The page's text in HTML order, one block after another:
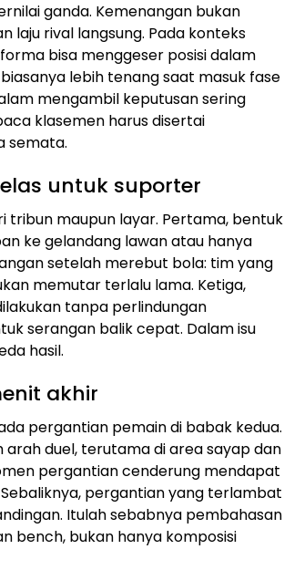
ganda. Kemenangan bukan
laju rival langsung. Pada konteks
bisa menggeser posisi dalam
lebih tenang saat masuk fase
mengambil keputusan sering
klasemen harus disertai
semata.
untuk suporter
tribun maupun layar. Pertama, bentuk
ke gelandang lawan atau hanya
setelah merebut bola: tim yang
memutar terlalu lama. Ketiga,
tanpa perlindungan
serangan balik cepat. Dalam isu
hasil.
akhir
pergantian pemain di babak kedua.
duel, terutama di area sayap dan
pergantian cenderung mendapat
pergantian yang terlambat
Itulah sebabnya pembahasan
bench, bukan hanya komposisi